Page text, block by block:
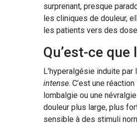
surprenant, presque
les cliniques de douleur,
les patients vers des
Qu’est-ce
L’hyperalgésie induite
intense. C’est une
lombalgie ou une
douleur plus large, plus
sensible à des stimuli